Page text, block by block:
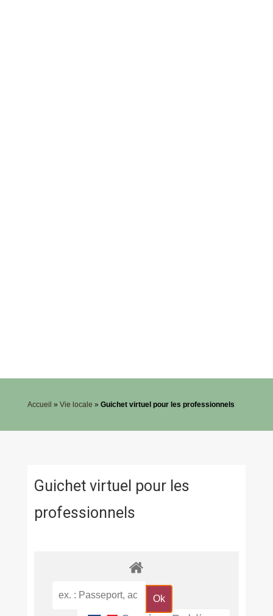
Accueil » Vie locale » Guichet virtuel pour les professionnels
Guichet virtuel pour les
professionnels